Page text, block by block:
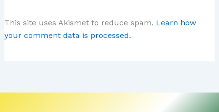
This site uses Akismet to reduce spam. Learn how
your comment data is processed.